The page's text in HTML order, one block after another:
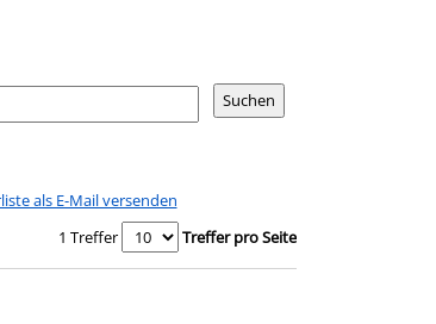
als E-Mail versenden
1 Treffer Treffer pro Seite